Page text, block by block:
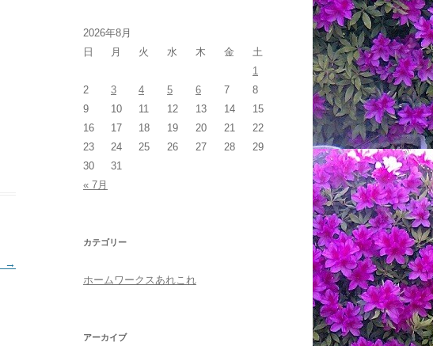
→
2026年8月
日
月 火 水 木 金
土
1
2
3 4 5 6 7
8
9
10 11 12 13 14
15
16
17 18 19 20 21
22
23
24 25 26 27 28
29
30
31
« 7月
カテゴリー
ホームワークスあれこれ
アーカイブ